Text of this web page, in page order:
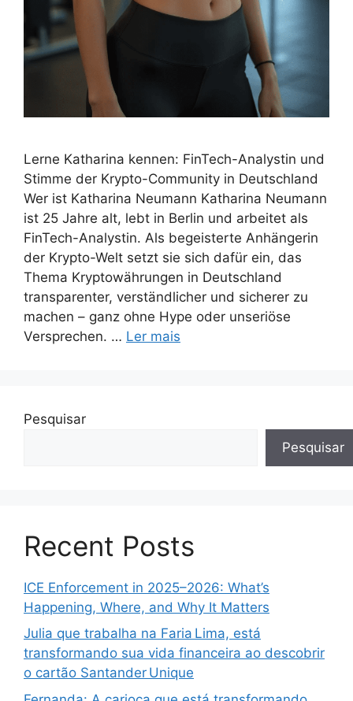
Lerne Katharina kennen: FinTech-Analystin und
Stimme der Krypto-Community in Deutschland
Wer ist Katharina Neumann Katharina Neumann
ist 25 Jahre alt, lebt in Berlin und arbeitet als
FinTech-Analystin. Als begeisterte Anhängerin
der Krypto-Welt setzt sie sich dafür ein, das
Thema Kryptowährungen in Deutschland
transparenter, verständlicher und sicherer zu
machen – ganz ohne Hype oder unseriöse
Versprechen. … Ler mais
Pesquisar
Pesquisar
Recent Posts
ICE Enforcement in 2025–2026: What’s
Happening, Where, and Why It Matters
Julia que trabalha na Faria Lima, está
transformando sua vida financeira ao descobrir
o cartão Santander Unique